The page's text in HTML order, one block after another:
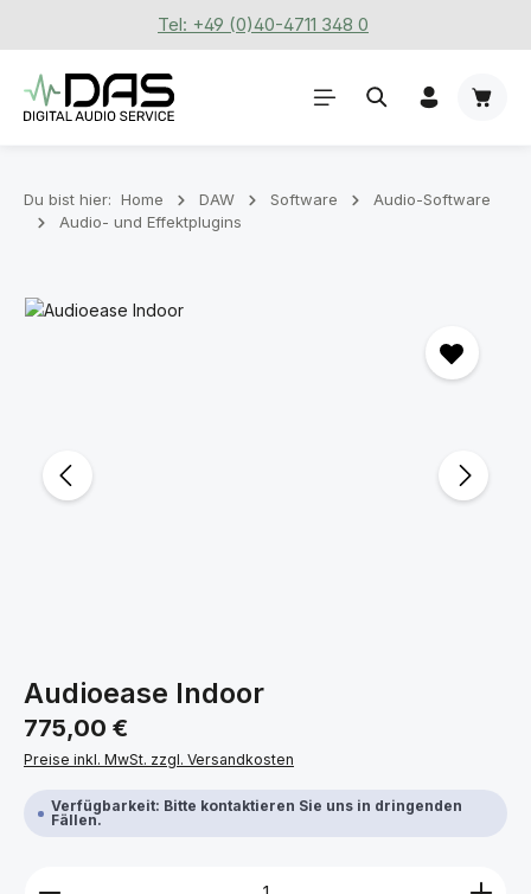
Zum Hauptinhalt springenTel: +49 (0)40-4711 348 0
Du bist hier: Home DAW Software
Audio-Software
Audio- und Effektplugins
Bildergalerie überspringen
Audioease Indoor
Regulärer Preis:
775,00 €
Preise inkl. MwSt. zzgl. Versandkosten
Verfügbarkeit: Bitte kontaktieren Sie uns in dringenden
Fällen.
Produkt Anzahl: Gib den gewünschten Wert ein